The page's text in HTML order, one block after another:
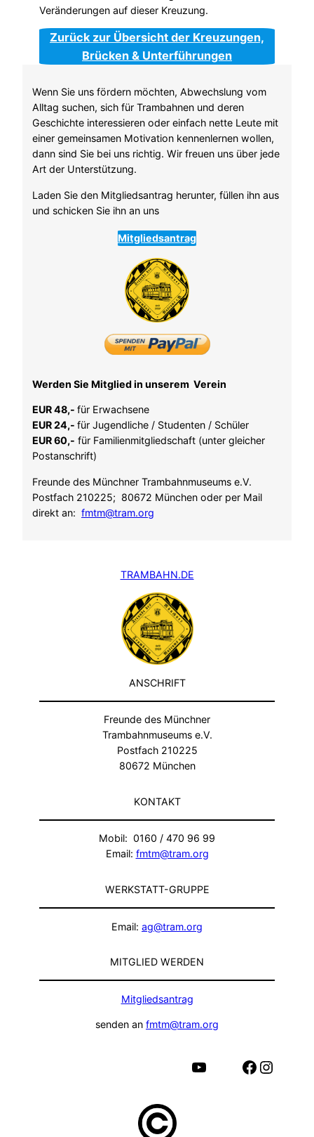
Veränderungen auf dieser Kreuzung.
Zurück zur Übersicht der Kreuzungen,
Brücken & Unterführungen
Wenn Sie uns fördern möchten, Abwechslung vom
Alltag suchen, sich für Trambahnen und deren
Geschichte interessieren oder einfach nette Leute mit
einer gemeinsamen Motivation kennenlernen wollen,
dann sind Sie bei uns richtig. Wir freuen uns über jede
Art der Unterstützung.
Laden Sie den Mitgliedsantrag herunter, füllen ihn aus
und schicken Sie ihn an uns
Mitgliedsantrag
Werden Sie Mitglied in unserem Verein
EUR 48,- für Erwachsene
EUR 24,- für Jugendliche / Studenten / Schüler
EUR 60,- für Familienmitgliedschaft (unter gleicher
Postanschrift)
Freunde des Münchner Trambahnmuseums e.V.
Postfach 210225; 80672 München oder per Mail
direkt an: fmtm@tram.org
TRAMBAHN.DE
ANSCHRIFT
Freunde des Münchner
Trambahnmuseums e.V.
Postfach 210225
80672 München
KONTAKT
Mobil: 0160 / 470 96 99
Email: fmtm@tram.org
WERKSTATT-GRUPPE
Email: ag@tram.org
MITGLIED WERDEN
Mitgliedsantrag
senden an fmtm@tram.org
Facebook Instagram
YouTube